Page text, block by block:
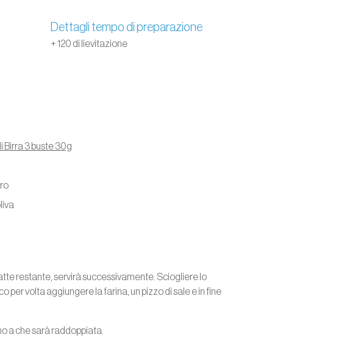
Dettagli tempo di preparazione
+ 120 di lievitazione
Birra 3 buste 30g
restante, servirà successivamente. Sciogliere lo
per volta aggiungere la farina, un pizzo di sale e in fine
a che sarà raddoppiata.